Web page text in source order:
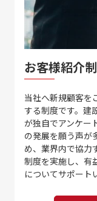
お客様紹介
当社へ新規顧客を
する制度です。建
が独自でアンケー
の発展を願う声が
め、業界内で協力
制度を実施し、有
についてサポート